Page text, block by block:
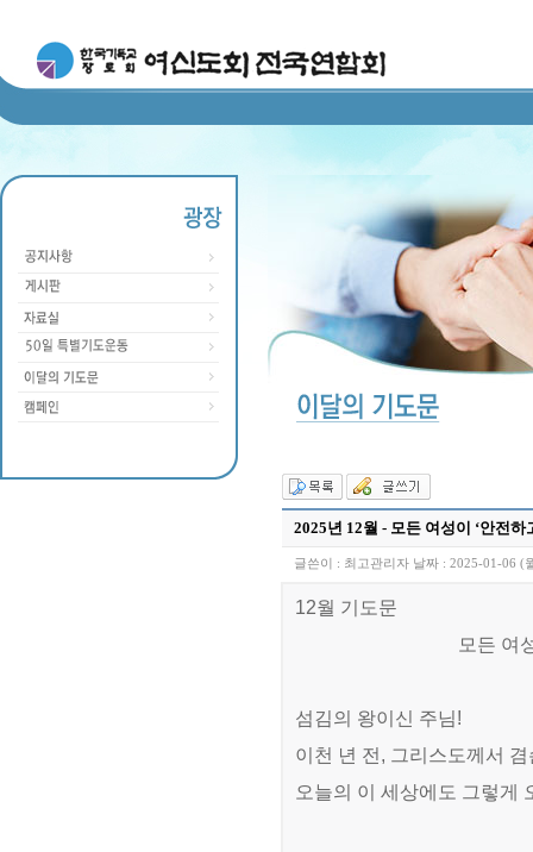
2025년 12월 - 모든 여성이 ‘안전
글쓴이 : 최고관리자 날짜 : 2025-01-06 (
12월 기도문
모든 여
섬김의 왕이신 주님!
이천 년 전 , 그리스도께서
오늘의 이 세상에도 그렇게